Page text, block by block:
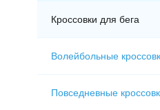
Кроссовки для бега
Волейбольные
Повседневные